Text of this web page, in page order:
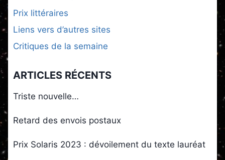
Prix littéraires
Liens vers d’autres sites
Critiques de la semaine
ARTICLES RÉCENTS
Triste nouvelle…
Retard des envois postaux
Prix Solaris 2023 : dévoilement du texte lauréat